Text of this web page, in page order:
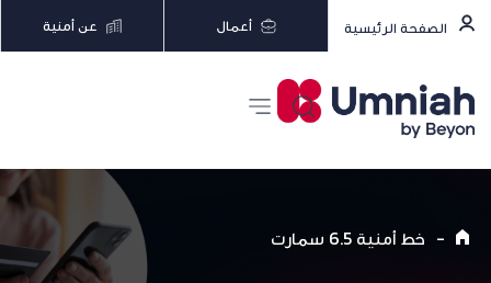
الصفحة الرئيسية أعمال عن أمنية
- خط أمنية 6.5 سمارت